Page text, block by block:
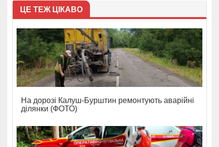
ЦЕ ТЕЖ ЦІКАВО
На дорозі Калуш-Бурштин ремонтують аварійні
ділянки (ФОТО)